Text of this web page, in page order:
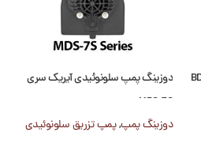
دوزینگ پمپ سلونوئیدی آیریک سری
MDS-7S
دوزینگ پمپ,پمپ تزریق سلونوئیدی